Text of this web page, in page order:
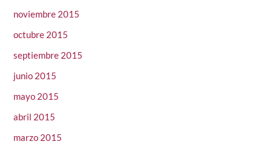
noviembre 2015
octubre 2015
septiembre 2015
junio 2015
mayo 2015
abril 2015
marzo 2015